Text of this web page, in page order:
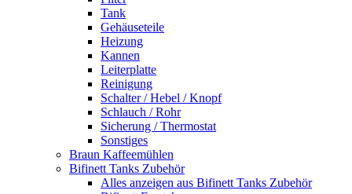
Tank
Gehäuseteile
Heizung
Kannen
Leiterplatte
Reinigung
Schalter / Hebel / Knopf
Schlauch / Rohr
Sicherung / Thermostat
Sonstiges
Braun Kaffeemühlen
Bifinett Tanks Zubehör
Alles anzeigen aus Bifinett Tanks Zubehör